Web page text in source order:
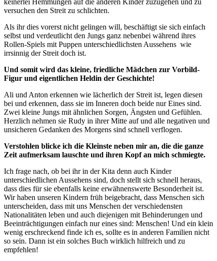
versuchen den Streit zu schlichten.
Als ihr dies vorerst nicht gelingen will, beschäftigt sie sich einfach
selbst und verdeutlicht den Jungs ganz nebenbei während ihres
Rollen-Spiels mit Puppen unterschiedlichsten Aussehens wie
irrsinnig der Streit doch ist.
Und somit wird das kleine, friedliche Mädchen zur Vorbild-
Figur und eigentlichen Heldin der Geschichte!
Ali und Anton erkennen wie lächerlich der Streit ist, legen diesen
bei und erkennen, dass sie im Inneren doch beide nur Eines sind.
Zwei kleine Jungs mit ähnlichen Sorgen, Ängsten und Gefühlen.
Herzlich nehmen sie Rudy in ihrer Mitte auf und alle negativen und
unsicheren Gedanken des Morgens sind schnell verflogen.
Verstohlen blicke ich die Kleinste neben mir an, die die ganze
Zeit aufmerksam lauschte und ihren Kopf an mich schmiegte.
Ich frage nach, ob bei ihr in der Kita denn auch Kinder
unterschiedlichen Aussehens sind, doch stellt sich schnell heraus,
dass dies für sie ebenfalls keine erwähnenswerte Besonderheit ist.
Wir haben unseren Kindern früh beigebracht, dass Menschen sich
unterscheiden, dass mit uns Menschen der verschiedensten
Nationalitäten leben und auch diejenigen mit Behinderungen und
Beeinträchtigungen einfach nur eines sind: Menschen! Und ein klein
wenig erschreckend finde ich es, sollte es in anderen Familien nicht
so sein. Dann ist ein solches Buch wirklich hilfreich und zu
empfehlen!